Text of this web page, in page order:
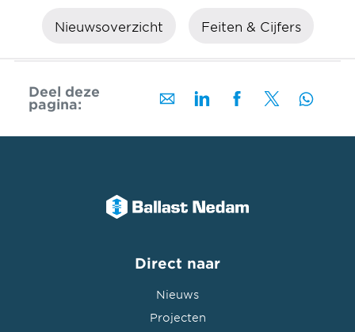
Nieuwsoverzicht Feiten & Cijfers
Deel deze
pagina:
Direct naar
Nieuws
Projecten